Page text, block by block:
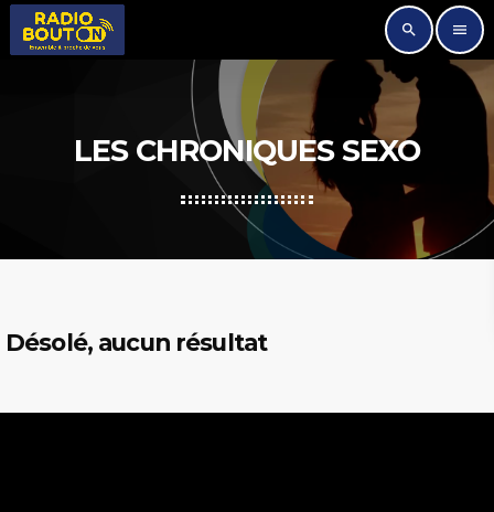
search menu
LES CHRONIQUES SEXO
Désolé, aucun résultat